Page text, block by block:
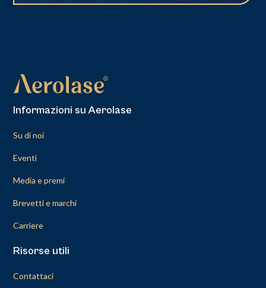
Informazioni su Aerolase
Su di noi
Eventi
Media e premi
Brevetti e marchi
Carriere
Risorse utili
Contattaci